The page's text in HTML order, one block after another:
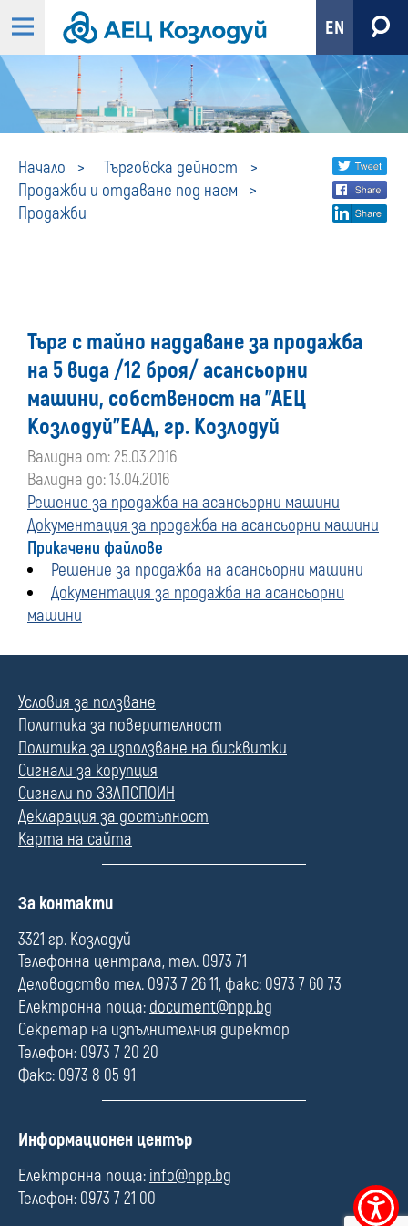
Меню
EN
Начало
Търговска дейност
Продажби и отдаване под наем
Продажби
ПродажбиShare
social
Търг с тайно наддаване за продажба
на 5 вида /12 броя/ асансьорни
машини, собственост на "АЕЦ
Козлодуй"ЕАД, гр. Козлодуй
Валидна от: 25.03.2016
Валидна до: 13.04.2016
Решение за продажба на асансьорни машини
Документация за продажба на асансьорни машини
Прикачени файлове
Решение за продажба на асансьорни машини
Документация за продажба на асансьорни
машини
Условия за ползване
Политика за поверителност
Политика за използване на бисквитки
Сигнали за корупция
Сигнали по ЗЗЛПСПОИН
Декларация за достъпност
Карта на сайта
П
л
е
За контакти
3321 гр. Козлодуй
Телефонна централа, тел. 0973 71
Деловодство тел. 0973 7 26 11, факс: 0973 7 60 73
Електронна поща: document@npp.bg
Секретар на изпълнителния директор
Телефон: 0973 7 20 20
Факс: 0973 8 05 91
П
л
е
Информационен център
Електронна поща: info@npp.bg
Телефон: 0973 7 21 00